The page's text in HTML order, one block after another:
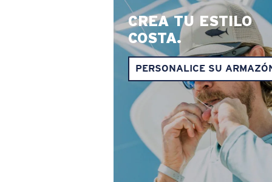
CREA TU ESTILO
COSTA.
PERSONALICE SU